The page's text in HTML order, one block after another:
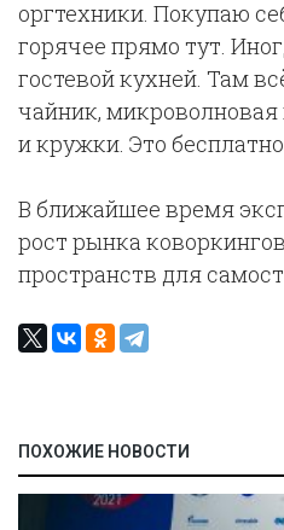
оргтехники. Покупаю
горячее прямо тут.
гостевой кухней. Там
чайник, микроволновая
и кружки. Это
В ближайшее время
рост рынка
пространств для
ПОХОЖИЕ НОВОСТИ